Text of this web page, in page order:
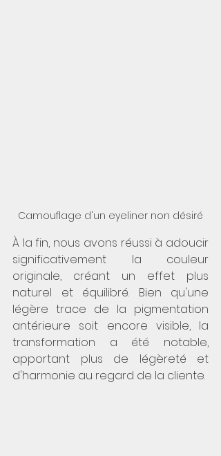
Camouflage d'un eyeliner non désiré
À la fin, nous avons réussi à adoucir
significativement la couleur
originale, créant un effet plus
naturel et équilibré. Bien qu'une
légère trace de la pigmentation
antérieure soit encore visible, la
transformation a été notable,
apportant plus de légèreté et
d'harmonie au regard de la cliente.